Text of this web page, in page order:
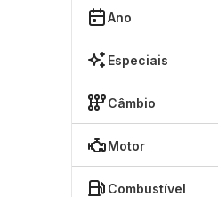
Ano
Especiais
Câmbio
Motor
Combustível